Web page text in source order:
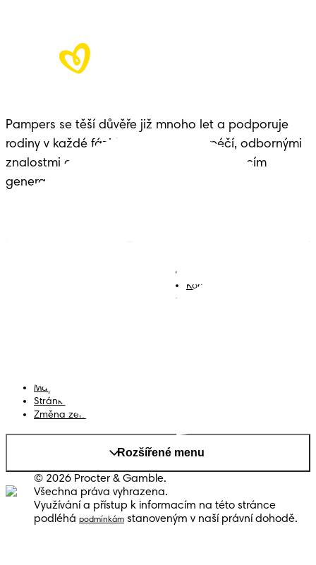
Pampers se těší důvěře již mnoho let a podporuje
rodiny v každé fázi života dítěte – s péčí, odbornými
znalostmi a dědictvím předávaným budoucím
generacím.
Kontakt
Mapa stránek
Stránka PG
Změna země/kraje
Rozšířené menu
© 2026 Procter & Gamble.
Všechna práva vyhrazena.
Využívání a přístup k informacím na této stránce
podléhá podmínkám stanoveným v naší právní dohodě.